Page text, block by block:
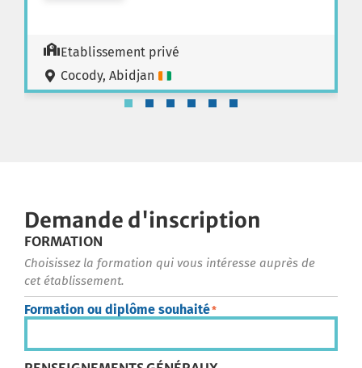
Etablissement privé
Cocody, Abidjan
Demande d'inscription
FORMATION
Choisissez la formation qui vous intéresse auprès de
cet établissement.
Formation ou diplôme souhaité*